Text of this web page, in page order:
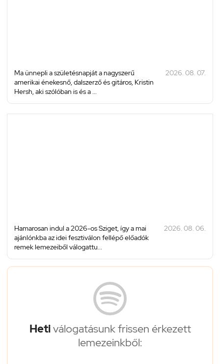
Ma ünnepli a születésnapját a nagyszerű
amerikai énekesnő, dalszerző és gitáros, Kristin
Hersh, aki szólóban is és a ...
2026. 08. 07.
Hamarosan indul a 2026-os Sziget, így a mai
ajánlónkba az idei fesztiválon fellépő előadók
remek lemezeiből válogattu...
2026. 08. 06.
Hetiválogatásunk frissen érkezett
lemezeinkből: